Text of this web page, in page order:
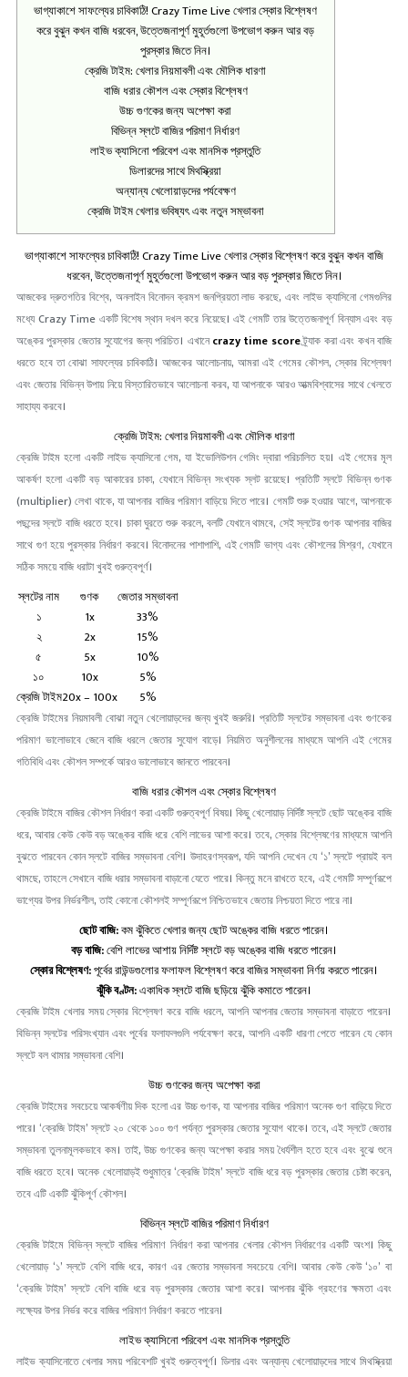
ভাগ্যাকাশে সাফল্যের চাবিকাঠি! Crazy Time Live খেলার স্কোর বিশ্লেষণ
করে বুঝুন কখন বাজি ধরবেন, উত্তেজনাপূর্ণ মুহূর্তগুলো উপভোগ করুন আর বড়
পুরস্কার জিতে নিন।
ক্রেজি টাইম: খেলার নিয়মাবলী এবং মৌলিক ধারণা
বাজি ধরার কৌশল এবং স্কোর বিশ্লেষণ
উচ্চ গুণকের জন্য অপেক্ষা করা
বিভিন্ন স্লটে বাজির পরিমাণ নির্ধারণ
লাইভ ক্যাসিনো পরিবেশ এবং মানসিক প্রস্তুতি
ডিলারদের সাথে মিথস্ক্রিয়া
অন্যান্য খেলোয়াড়দের পর্যবেক্ষণ
ক্রেজি টাইম খেলার ভবিষ্যৎ এবং নতুন সম্ভাবনা
ভাগ্যাকাশে সাফল্যের চাবিকাঠি! Crazy Time Live খেলার স্কোর বিশ্লেষণ করে বুঝুন কখন বাজি
ধরবেন, উত্তেজনাপূর্ণ মুহূর্তগুলো উপভোগ করুন আর বড় পুরস্কার জিতে নিন।
আজকের দ্রুতগতির বিশ্বে, অনলাইন বিনোদন ক্রমশ জনপ্রিয়তা লাভ করছে, এবং লাইভ ক্যাসিনো গেমগুলির
মধ্যে Crazy Time একটি বিশেষ স্থান দখল করে নিয়েছে। এই গেমটি তার উত্তেজনাপূর্ণ বিন্যাস এবং বড়
অঙ্কের পুরস্কার জেতার সুযোগের জন্য পরিচিত। এখানেcrazy time scoreট্র্যাক করা এবং কখন বাজি
ধরতে হবে তা বোঝা সাফল্যের চাবিকাঠি। আজকের আলোচনায়, আমরা এই গেমের কৌশল, স্কোর বিশ্লেষণ
এবং জেতার বিভিন্ন উপায় নিয়ে বিস্তারিতভাবে আলোচনা করব, যা আপনাকে আরও আত্মবিশ্বাসের সাথে খেলতে
সাহায্য করবে।
ক্রেজি টাইম: খেলার নিয়মাবলী এবং মৌলিক ধারণা
ক্রেজি টাইম হলো একটি লাইভ ক্যাসিনো গেম, যা ইভোলিউশন গেমিং দ্বারা পরিচালিত হয়। এই গেমের মূল
আকর্ষণ হলো একটি বড় আকারের চাকা, যেখানে বিভিন্ন সংখ্যক স্লট রয়েছে। প্রতিটি স্লটে বিভিন্ন গুণক
(multiplier) লেখা থাকে, যা আপনার বাজির পরিমাণ বাড়িয়ে দিতে পারে। গেমটি শুরু হওয়ার আগে, আপনাকে
পছন্দের স্লটে বাজি ধরতে হবে। চাকা ঘুরতে শুরু করলে, বলটি যেখানে থামবে, সেই স্লটের গুণক আপনার বাজির
সাথে গুণ হয়ে পুরস্কার নির্ধারণ করবে। বিনোদনের পাশাপাশি, এই গেমটি ভাগ্য এবং কৌশলের মিশ্রণ, যেখানে
সঠিক সময়ে বাজি ধরাটা খুবই গুরুত্বপূর্ণ।
স্লটের নাম গুণক
জেতার সম্ভাবনা
১
1x
33%
২
2x
15%
৫
5x
10%
১০
10x
5%
ক্রেজি টাইম20x – 100x 5%
ক্রেজি টাইমের নিয়মাবলী বোঝা নতুন খেলোয়াড়দের জন্য খুবই জরুরি। প্রতিটি স্লটের সম্ভাবনা এবং গুণকের
পরিমাণ ভালোভাবে জেনে বাজি ধরলে জেতার সুযোগ বাড়ে। নিয়মিত অনুশীলনের মাধ্যমে আপনি এই গেমের
গতিবিধি এবং কৌশল সম্পর্কে আরও ভালোভাবে জানতে পারবেন।
বাজি ধরার কৌশল এবং স্কোর বিশ্লেষণ
ক্রেজি টাইমে বাজির কৌশল নির্ধারণ করা একটি গুরুত্বপূর্ণ বিষয়। কিছু খেলোয়াড় নির্দিষ্ট স্লটে ছোট অঙ্কের বাজি
ধরে, আবার কেউ কেউ বড় অঙ্কের বাজি ধরে বেশি লাভের আশা করে। তবে, স্কোর বিশ্লেষণের মাধ্যমে আপনি
বুঝতে পারবেন কোন স্লটে বাজির সম্ভাবনা বেশি। উদাহরণস্বরূপ, যদি আপনি দেখেন যে ‘১’ স্লটে প্রায়ই বল
থামছে, তাহলে সেখানে বাজি ধরার সম্ভাবনা বাড়ানো যেতে পারে। কিন্তু মনে রাখতে হবে, এই গেমটি সম্পূর্ণরূপে
ভাগ্যের উপর নির্ভরশীল, তাই কোনো কৌশলই সম্পূর্ণরূপে নিশ্চিতভাবে জেতার নিশ্চয়তা দিতে পারে না।
ছোট বাজি:কম ঝুঁকিতে খেলার জন্য ছোট অঙ্কের বাজি ধরতে পারেন।
বড় বাজি:বেশি লাভের আশায় নির্দিষ্ট স্লটে বড় অঙ্কের বাজি ধরতে পারেন।
স্কোর বিশ্লেষণ:পূর্বের রাউন্ডগুলোর ফলাফল বিশ্লেষণ করে বাজির সম্ভাবনা নির্ণয় করতে পারেন।
ঝুঁকি বণ্টন:একাধিক স্লটে বাজি ছড়িয়ে ঝুঁকি কমাতে পারেন।
ক্রেজি টাইম খেলার সময় স্কোর বিশ্লেষণ করে বাজি ধরলে, আপনি আপনার জেতার সম্ভাবনা বাড়াতে পারেন।
বিভিন্ন স্লটের পরিসংখ্যান এবং পূর্বের ফলাফলগুলি পর্যবেক্ষণ করে, আপনি একটি ধারণা পেতে পারেন যে কোন
স্লটে বল থামার সম্ভাবনা বেশি।
উচ্চ গুণকের জন্য অপেক্ষা করা
ক্রেজি টাইমের সবচেয়ে আকর্ষণীয় দিক হলো এর উচ্চ গুণক, যা আপনার বাজির পরিমাণ অনেক গুণ বাড়িয়ে দিতে
পারে। ‘ক্রেজি টাইম’ স্লটে ২০ থেকে ১০০ গুণ পর্যন্ত পুরস্কার জেতার সুযোগ থাকে। তবে, এই স্লটে জেতার
সম্ভাবনা তুলনামূলকভাবে কম। তাই, উচ্চ গুণকের জন্য অপেক্ষা করার সময় ধৈর্যশীল হতে হবে এবং বুঝে শুনে
বাজি ধরতে হবে। অনেক খেলোয়াড়ই শুধুমাত্র ‘ক্রেজি টাইম’ স্লটে বাজি ধরে বড় পুরস্কার জেতার চেষ্টা করেন,
তবে এটি একটি ঝুঁকিপূর্ণ কৌশল।
বিভিন্ন স্লটে বাজির পরিমাণ নির্ধারণ
ক্রেজি টাইমে বিভিন্ন স্লটে বাজির পরিমাণ নির্ধারণ করা আপনার খেলার কৌশল নির্ধারণের একটি অংশ। কিছু
খেলোয়াড় ‘১’ স্লটে বেশি বাজি ধরে, কারণ এর জেতার সম্ভাবনা সবচেয়ে বেশি। আবার কেউ কেউ ‘১০’ বা
‘ক্রেজি টাইম’ স্লটে বেশি বাজি ধরে বড় পুরস্কার জেতার আশা করে। আপনার ঝুঁকি গ্রহণের ক্ষমতা এবং
লক্ষ্যের উপর নির্ভর করে বাজির পরিমাণ নির্ধারণ করতে পারেন।
লাইভ ক্যাসিনো পরিবেশ এবং মানসিক প্রস্তুতি
লাইভ ক্যাসিনোতে খেলার সময় পরিবেশটি খুবই গুরুত্বপূর্ণ। ডিলার এবং অন্যান্য খেলোয়াড়দের সাথে মিথস্ক্রিয়া